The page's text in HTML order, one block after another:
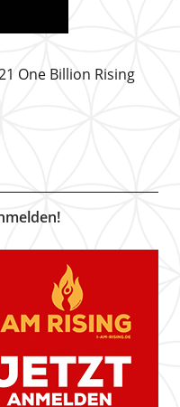
One Billion Rising